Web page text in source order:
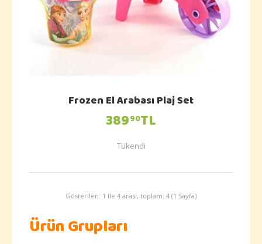
Frozen El Arabası Plaj Set
38990TL
Tükendi
Gösterilen: 1 ile 4 arası, toplam: 4 (1 Sayfa)
Ürün Grupları